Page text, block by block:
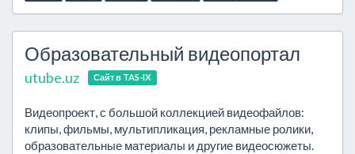
Образовательный видеопортал
utube.uz Сайт в TAS-IX
Видеопроект, с большой коллекцией видеофайлов:
клипы, фильмы, мультипликация, рекламные ролики,
образовательные материалы и другие видеосюжеты.